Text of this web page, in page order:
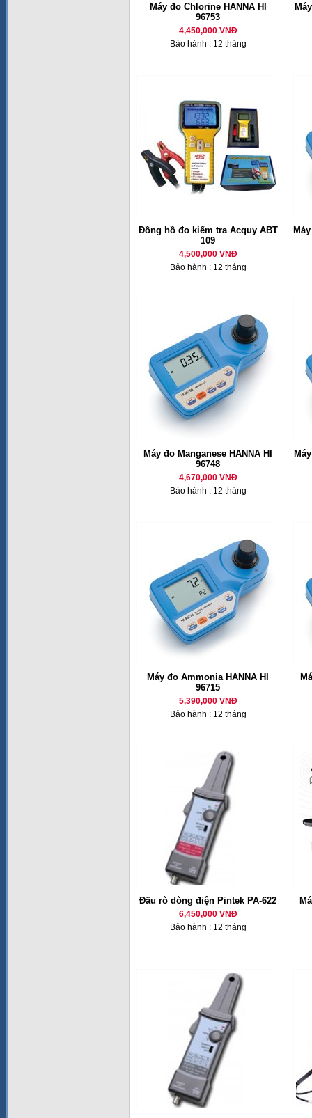
Máy đo Chlorine HANNA HI
96753
4,450,000 VNĐ
Bảo hành : 12 tháng
Đồng hồ đo kiểm tra Acquy ABT
109
4,500,000 VNĐ
Bảo hành : 12 tháng
Máy đo Manganese HANNA HI
96748
4,670,000 VNĐ
Bảo hành : 12 tháng
Máy đo Ammonia HANNA HI
96715
5,390,000 VNĐ
Bảo hành : 12 tháng
Đầu rò dòng điện Pintek PA-622
6,450,000 VNĐ
Bảo hành : 12 tháng